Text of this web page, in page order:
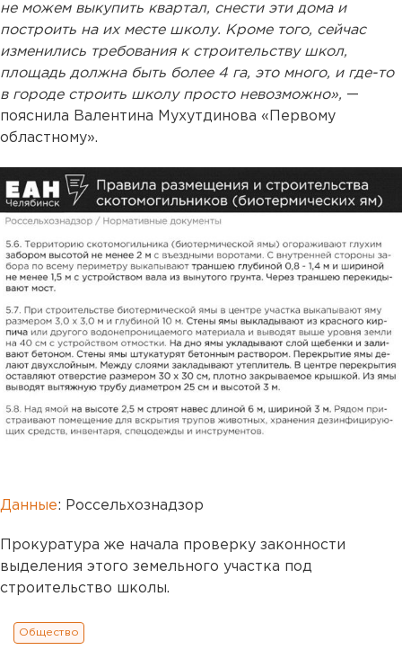
не можем выкупить квартал, снести эти дома и
построить на их месте школу. Кроме того, сейчас
изменились требования к строительству школ,
площадь должна быть более 4 га, это много, и где-то
в городе строить школу просто невозможно», —
пояснила Валентина Мухутдинова «Первому
областному».
Данные: Россельхознадзор
Прокуратура же начала проверку законности
выделения этого земельного участка под
строительство школы.
Общество